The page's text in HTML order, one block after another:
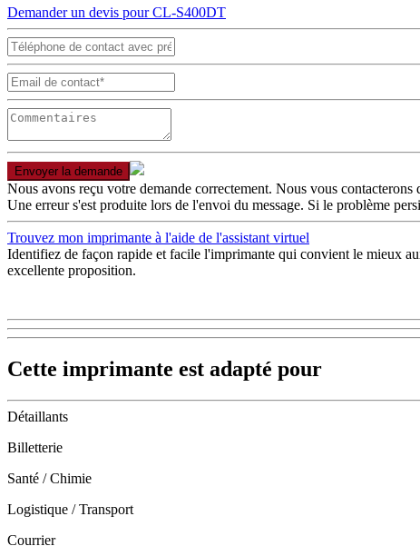
Demander un devis pour CL-S400DT
Envoyer la demande
Nous avons reçu votre demande correctement. Nous vous contacterons
Une erreur s'est produite lors de l'envoi du message. Si le problème
Trouvez mon imprimante à l'aide de l'assistant virtuel
Identifiez de façon rapide et facile l'imprimante qui convient le mieux
excellente proposition.
Cette imprimante est adapté pour
Détaillants
Billetterie
Santé / Chimie
Logistique / Transport
Courrier